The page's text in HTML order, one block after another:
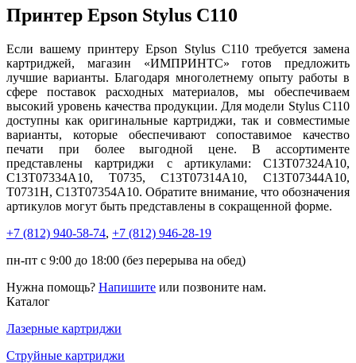
Принтер Epson Stylus C110
Если вашему принтеру Epson Stylus C110 требуется замена
картриджей, магазин «ИМПРИНТС» готов предложить
лучшие варианты. Благодаря многолетнему опыту работы в
сфере поставок расходных материалов, мы обеспечиваем
высокий уровень качества продукции. Для модели Stylus C110
доступны как оригинальные картриджи, так и совместимые
варианты, которые обеспечивают сопоставимое качество
печати при более выгодной цене. В ассортименте
представлены картриджи с артикулами: C13T07324A10,
C13T07334A10, T0735, C13T07314A10, C13T07344A10,
T0731H, C13T07354A10. Обратите внимание, что обозначения
артикулов могут быть представлены в сокращенной форме.
+7 (812) 940-58-74, +7 (812) 946-28-19
пн-пт с 9:00 до 18:00 (без перерыва на обед)
Нужна помощь? Напишите или позвоните нам.
Каталог
Лазерные картриджи
Струйные картриджи